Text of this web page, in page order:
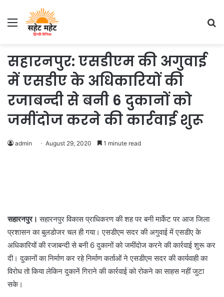
Menu
सहारनपुर: एसडीएम की अगुवाई
में एसडीए के अधिकारियों की
रजाबन्दी से बनी 6 दुकानों को
जमींदोज करने की कार्रवाई शुरू
admin August 29, 2020 1 minute read
सहारनपुर।सहारनपुर विकास प्राधिकरण की शह पर बनी मार्केट पर आज जिला
प्रशासन का बुलडोजर चल ही गया। एसडीएम सदर की अगुवाई में एसडीए के
अधिकारियों की रजाबन्दी से बनी 6 दुकानों को जमींदोज करने की कार्रवाई शुरू कर
दी। दुकानों का निर्माण कर रहे निर्माण कर्ताओं ने एसडीएम सदर की कार्यवाही का
विरोध तो किया लेकिन दुकानें गिराने की कार्रवाई को रोकने का साहस नहीं जुटा
सके।